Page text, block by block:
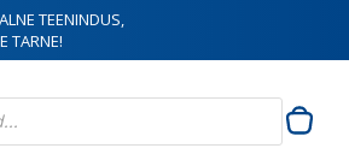
TEENINDUS,
TARNE!